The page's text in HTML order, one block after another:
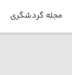
مجله گردشگری